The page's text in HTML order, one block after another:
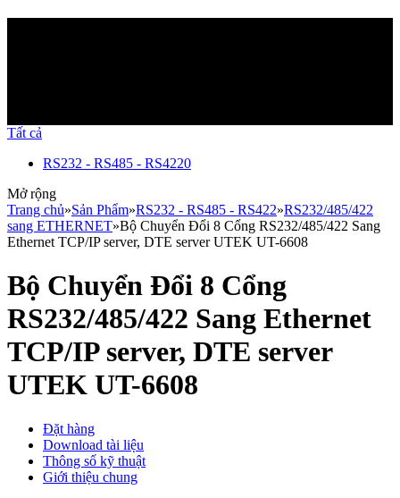
Tất cả
RS232 - RS485 - RS4220
Mở rộng
Trang chủ»Sản Phẩm»RS232 - RS485 - RS422»RS232/485/422
sang ETHERNET»Bộ Chuyển Đổi 8 Cổng RS232/485/422 Sang
Ethernet TCP/IP server, DTE server UTEK UT-6608
Bộ Chuyển Đổi 8 Cổng
RS232/485/422 Sang Ethernet
TCP/IP server, DTE server
UTEK UT-6608
Đặt hàng
Download tài liệu
Thông số kỹ thuật
Giới thiệu chung